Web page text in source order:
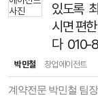
있도록
시면 편
다 010-
박민철 창업에이전트
계약전문 박민철 팀